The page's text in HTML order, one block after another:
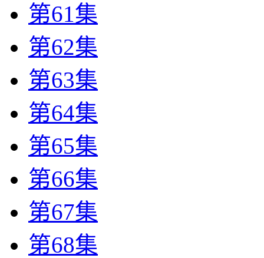
第61集
第62集
第63集
第64集
第65集
第66集
第67集
第68集